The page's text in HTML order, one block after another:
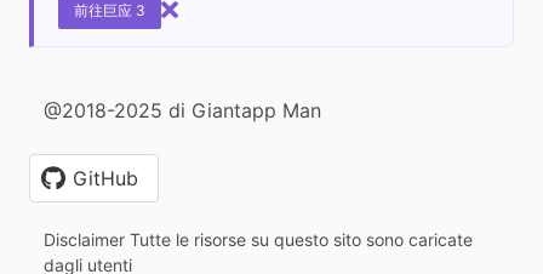
前往巨应 3
@2018-2025 di Giantapp Man
GitHub
Disclaimer Tutte le risorse su questo sito sono caricate
dagli utenti